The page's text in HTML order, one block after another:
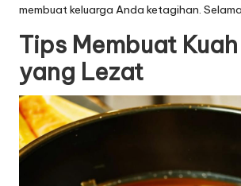
membuat keluarga Anda ketagihan.
Tips Membuat
yang Lezat